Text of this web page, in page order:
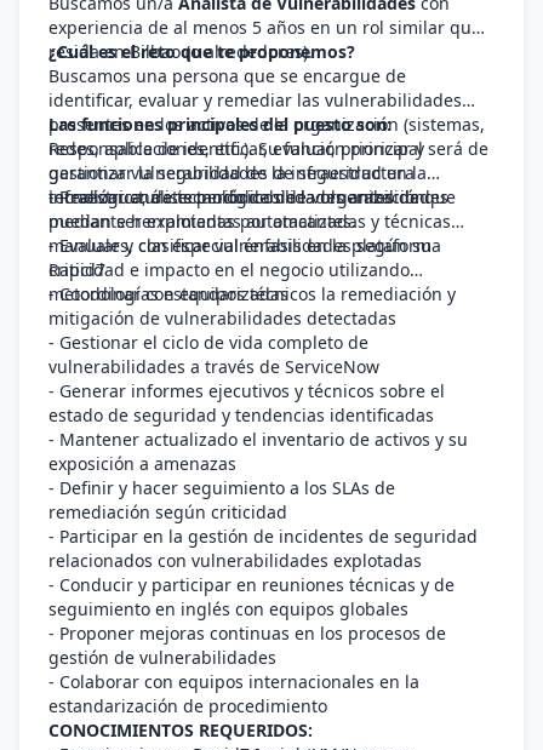
experiencia de al menos 5 años en un rol similar que
resida en Bilbao (o alrededores).
¿Cuál es el reto que te proponemos?
Buscamos una persona que se encargue de
identificar, evaluar y remediar las vulnerabilidades
presentes en los activos de la organización (sistemas,
redes, aplicaciones, etc.). Su función principal será de
garantizar la seguridad de la infraestructura
tecnológica, detectando debilidades antes de que
puedan ser explotadas por atacantes.
Las funciones principales del puesto son:
Responsable de identificar, evaluar, priorizar y
gestionar vulnerabilidades de seguridad en la
infraestructura tecnológica de la organización.
- Realizar análisis periódicos de vulnerabilidades
mediante herramientas automatizadas y técnicas
manuales, con especial énfasis en la plataforma
Rapid7
- Evaluar y clasificar vulnerabilidades según su
criticidad e impacto en el negocio utilizando
metodologías estandarizadas
- Coordinar con equipos técnicos la remediación y
mitigación de vulnerabilidades detectadas
- Gestionar el ciclo de vida completo de
vulnerabilidades a través de ServiceNow
- Generar informes ejecutivos y técnicos sobre el
estado de seguridad y tendencias identificadas
- Mantener actualizado el inventario de activos y su
exposición a amenazas
- Definir y hacer seguimiento a los SLAs de
remediación según criticidad
- Participar en la gestión de incidentes de seguridad
relacionados con vulnerabilidades explotadas
- Conducir y participar en reuniones técnicas y de
seguimiento en inglés con equipos globales
- Proponer mejoras continuas en los procesos de
gestión de vulnerabilidades
- Colaborar con equipos internacionales en la
estandarización de procedimiento
CONOCIMIENTOS REQUERIDOS: